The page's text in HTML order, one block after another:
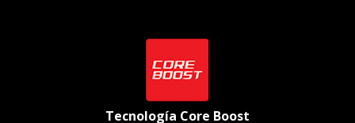
Tecnología Core Boost